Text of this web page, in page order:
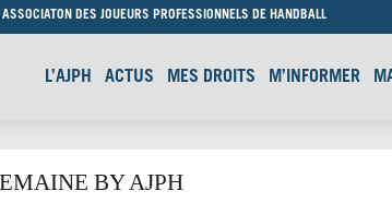
ASSOCIATON DES JOUEURS PROFESSIONNELS DE HANDBALL
L’AJPH ACTUS MES DROITS M’INFORMER
BY AJPH